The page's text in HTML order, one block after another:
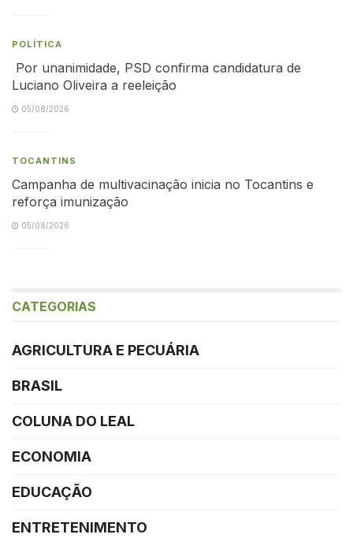
POLÍTICA
Por unanimidade, PSD confirma candidatura de
Luciano Oliveira a reeleição
05/08/2026
TOCANTINS
Campanha de multivacinação inicia no Tocantins e
reforça imunização
05/08/2026
CATEGORIAS
AGRICULTURA E PECUÁRIA
BRASIL
COLUNA DO LEAL
ECONOMIA
EDUCAÇÃO
ENTRETENIMENTO